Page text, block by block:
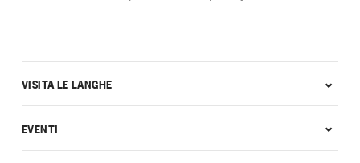
VISITA LE LANGHE
EVENTI